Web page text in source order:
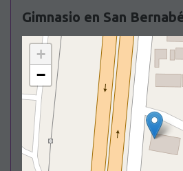
Gimnasio en San
+
−